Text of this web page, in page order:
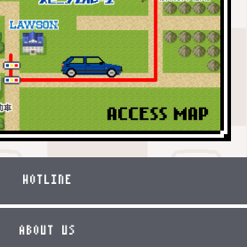
HOTLINE
ABOUT US